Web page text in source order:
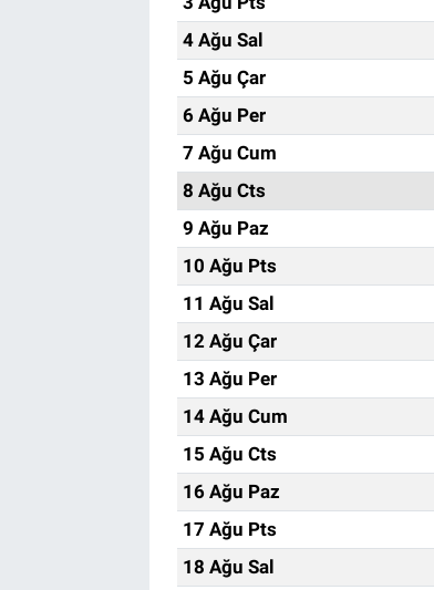
4 Ağu Sal
5 Ağu Çar
6 Ağu Per
7 Ağu Cum
8 Ağu Cts
9 Ağu Paz
10 Ağu Pts
11 Ağu Sal
12 Ağu Çar
13 Ağu Per
14 Ağu Cum
15 Ağu Cts
16 Ağu Paz
17 Ağu Pts
18 Ağu Sal